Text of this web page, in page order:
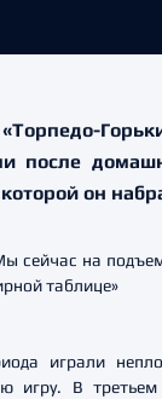
после
он
играли
игру. В третьем